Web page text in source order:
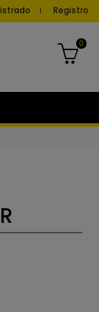
Registro
0